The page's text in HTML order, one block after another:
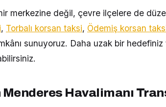
merkezine değil, çevre ilçelere de
, Torbalı korsan taksi, Ödemiş korsan
sunuyoruz. Daha uzak bir hedefiniz
Menderes Havalimanı